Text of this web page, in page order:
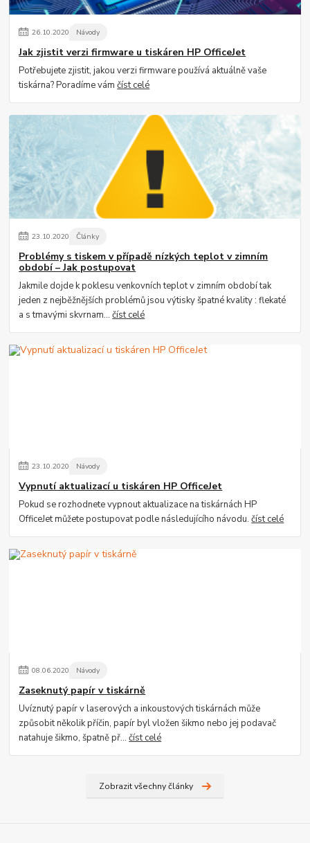
26.10.2020 Návody
Jak zjistit verzi firmware u tiskáren HP OfficeJet
Potřebujete zjistit, jakou verzi firmware používá aktuálně vaše
tiskárna? Poradíme vámčíst celé
23.10.2020 Články
Problémy s tiskem v případě nízkých teplot v zimním
období – Jak postupovat
Jakmile dojde k poklesu venkovních teplot v zimním období tak
jeden z nejběžnějších problémů jsou výtisky špatné kvality : flekaté
a s tmavými skvrnam...číst celé
23.10.2020 Návody
Vypnutí aktualizací u tiskáren HP OfficeJet
Pokud se rozhodnete vypnout aktualizace na tiskárnách HP
OfficeJet můžete postupovat podle následujícího návodu.číst celé
08.06.2020 Návody
Zaseknutý papír v tiskárně
Uvíznutý papír v laserových a inkoustových tiskárnách může
způsobit několik příčin, papír byl vložen šikmo nebo jej podavač
natahuje šikmo, špatně př...číst celé
Zobrazit všechny články